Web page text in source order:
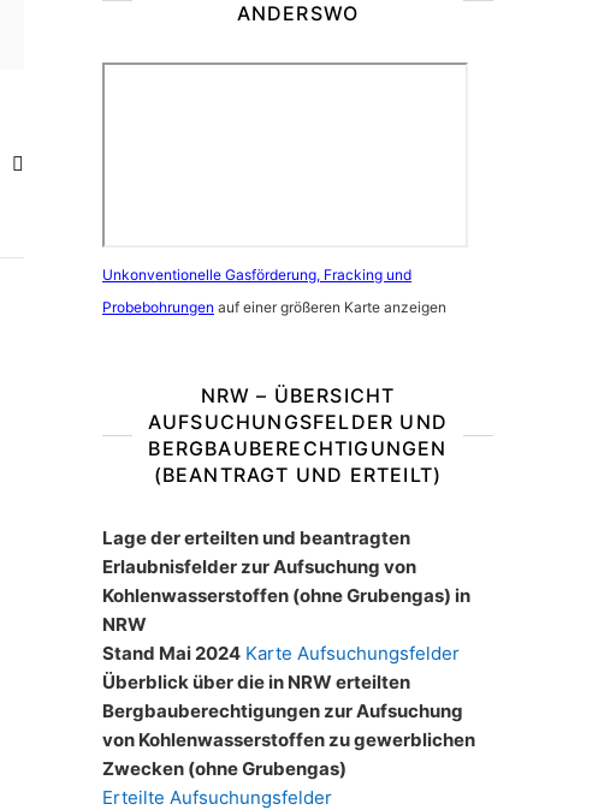
ANDERSWO
Unkonventionelle Gasförderung, Fracking und
Probebohrungen auf einer größeren Karte anzeigen
NRW – ÜBERSICHT
AUFSUCHUNGSFELDER UND
BERGBAUBERECHTIGUNGEN
(BEANTRAGT UND ERTEILT)
Lage der erteilten und beantragten
Erlaubnisfelder zur Aufsuchung von
Kohlenwasserstoffen (ohne Grubengas) in
NRW
Stand Mai 2024 Karte Aufsuchungsfelder
Überblick über die in NRW erteilten
Bergbauberechtigungen zur Aufsuchung
von Kohlenwasserstoffen zu gewerblichen
Zwecken (ohne Grubengas)
Erteilte Aufsuchungsfelder